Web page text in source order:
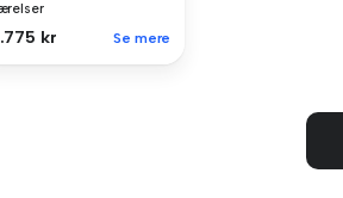
kr Se mere